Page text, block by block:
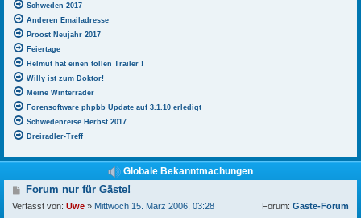
Schweden 2017
Anderen Emailadresse
Proost Neujahr 2017
Feiertage
Helmut hat einen tollen Trailer !
Willy ist zum Doktor!
Meine Winterräder
Forensoftware phpbb Update auf 3.1.10 erledigt
Schwedenreise Herbst 2017
Dreiradler-Treff
Globale Bekanntmachungen
B
e
i
Forum nur für Gäste!
Verfasst von: Uwe » Mittwoch 15. März 2006, 03:28 Forum: Gäste-Forum